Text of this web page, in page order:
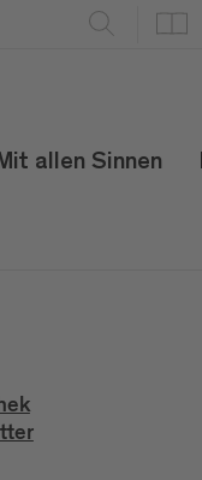
Mit allen Sinnen